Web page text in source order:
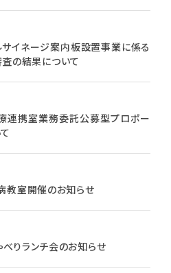
イネージ案内板設置事業に係る
の結果について
連携室業務委託公募型プロポー
教室開催のお知らせ
りランチ会のお知らせ